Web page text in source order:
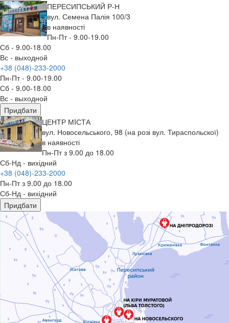
ПЕРЕСИПСЬКИЙ Р-Н
вул. Семена Палія 100/3
в наявності
Пн-Пт - 9.00-19.00
Сб - 9.00-18.00
Вс - выходной
+38 (048)-233-2000
Пн-Пт - 9.00-19.00
Сб - 9.00-18.00
Вс - выходной
Придбати
ЦЕНТР МIСТА
вул. Новосельського, 98 (на розі вул. Тираспольскої)
в наявності
Пн-Пт з 9.00 до 18.00
Сб-Нд - вихідний
+38 (048)-233-2000
Пн-Пт з 9.00 до 18.00
Сб-Нд - вихідний
Придбати